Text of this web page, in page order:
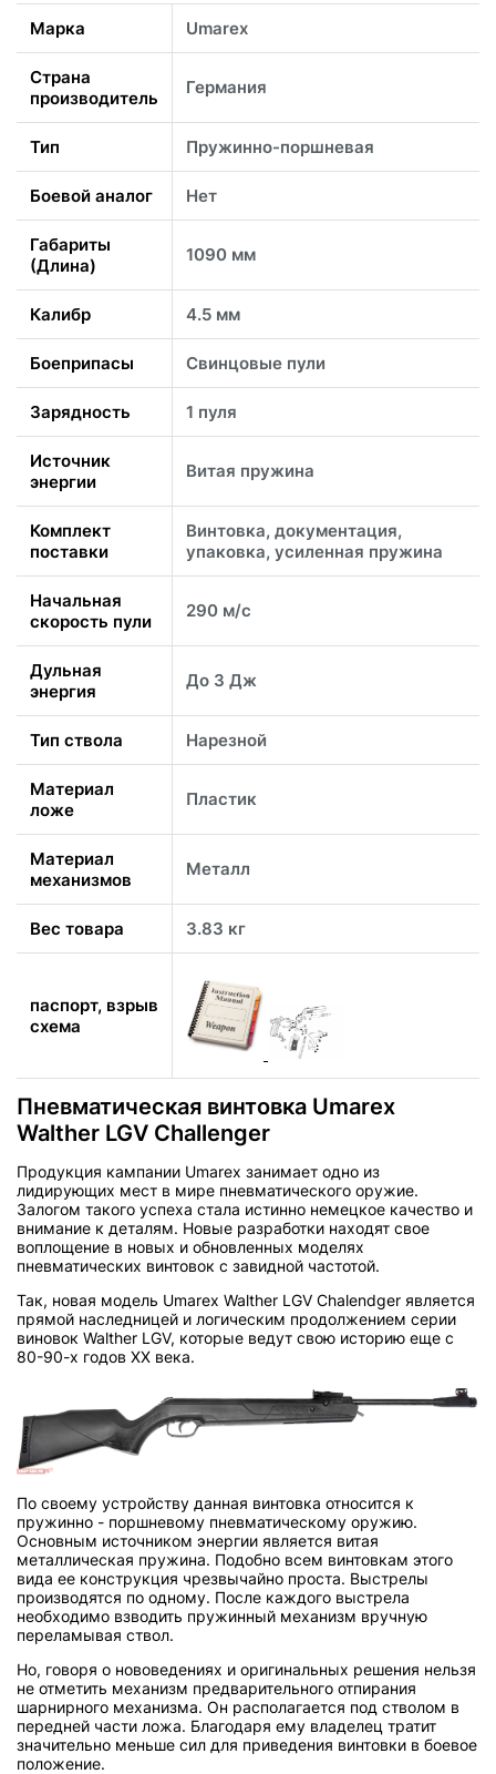
Марка Umarex
Страна
производитель
Германия
Тип Пружинно-поршневая
Боевой аналог Нет
Габариты
(Длина)
1090 мм
Калибр 4.5 мм
Боеприпасы Свинцовые пули
Зарядность 1 пуля
Источник
энергии
Витая пружина
Комплект
поставки
Винтовка, документация,
упаковка, усиленная пружина
Начальная
скорость пули
290 м/с
Дульная
энергия
До 3 Дж
Тип ствола Нарезной
Материал
ложе
Пластик
Материал
механизмов
Металл
Вес товара 3.83 кг
паспорт, взрыв
схема
Пневматическая винтовка Umarex
Walther LGV Challenger
Продукция кампании Umarex занимает одно из
лидирующих мест в мире пневматического оружие.
Залогом такого успеха стала истинно немецкое качество и
внимание к деталям. Новые разработки находят свое
воплощение в новых и обновленных моделях
пневматических винтовок с завидной частотой.
Так, новая модель Umarex Walther LGV Chalendger является
прямой наследницей и логическим продолжением серии
виновок Walther LGV, которые ведут свою историю еще с
80-90-х годов XX века.
По своему устройству данная винтовка относится к
пружинно - поршневому пневматическому оружию.
Основным источником энергии является витая
металлическая пружина. Подобно всем винтовкам этого
вида ее конструкция чрезвычайно проста. Выстрелы
производятся по одному. После каждого выстрела
необходимо взводить пружинный механизм вручную
переламывая ствол.
Но, говоря о нововедениях и оригинальных решения нельзя
не отметить механизм предварительного отпирания
шарнирного механизма. Он располагается под стволом в
передней части ложа. Благодаря ему владелец тратит
значительно меньше сил для приведения винтовки в боевое
положение.